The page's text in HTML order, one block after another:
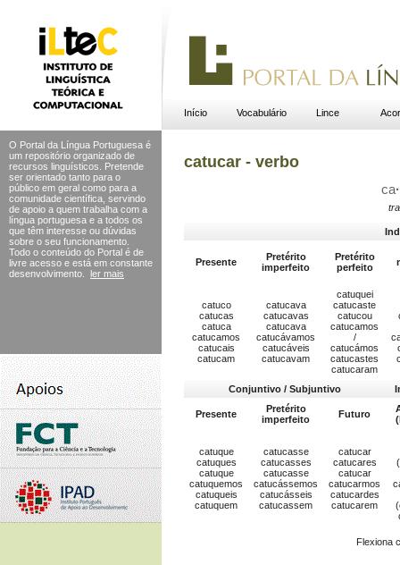
Início Vocabulário Lince
O Portal da Língua Portuguesa é
um repositório organizado de
recursos linguísticos. Pretende
ser orientado tanto para o
público em geral como para a
comunidade científica, servindo
de apoio a quem trabalha com a
língua portuguesa e a todos os
que têm interesse ou dúvidas
sobre o seu funcionamento.
Todo o conteúdo do Portal é de
livre acesso e está em constante
desenvolvimento.
ler mais
catucar - verbo
ca·
Presente
Pretérito
imperfeito
Pretérito
perfeito
catuco
catucas
catuca
catucamos
catucais
catucam
catucava
catucavas
catucava
catucávamos
catucáveis
catucavam
catuquei
catucaste
catucou
catucamos
/
catucámos
catucastes
catucaram
Conjuntivo / Subjuntivo
Presente
Pretérito
imperfeito
Futuro
catuque
catuques
catuque
catuquemos
catuqueis
catuquem
catucasse
catucasses
catucasse
catucássemos
catucásseis
catucassem
catucar
catucares
catucar
catucarmos
catucardes
catucarem
Flexiona